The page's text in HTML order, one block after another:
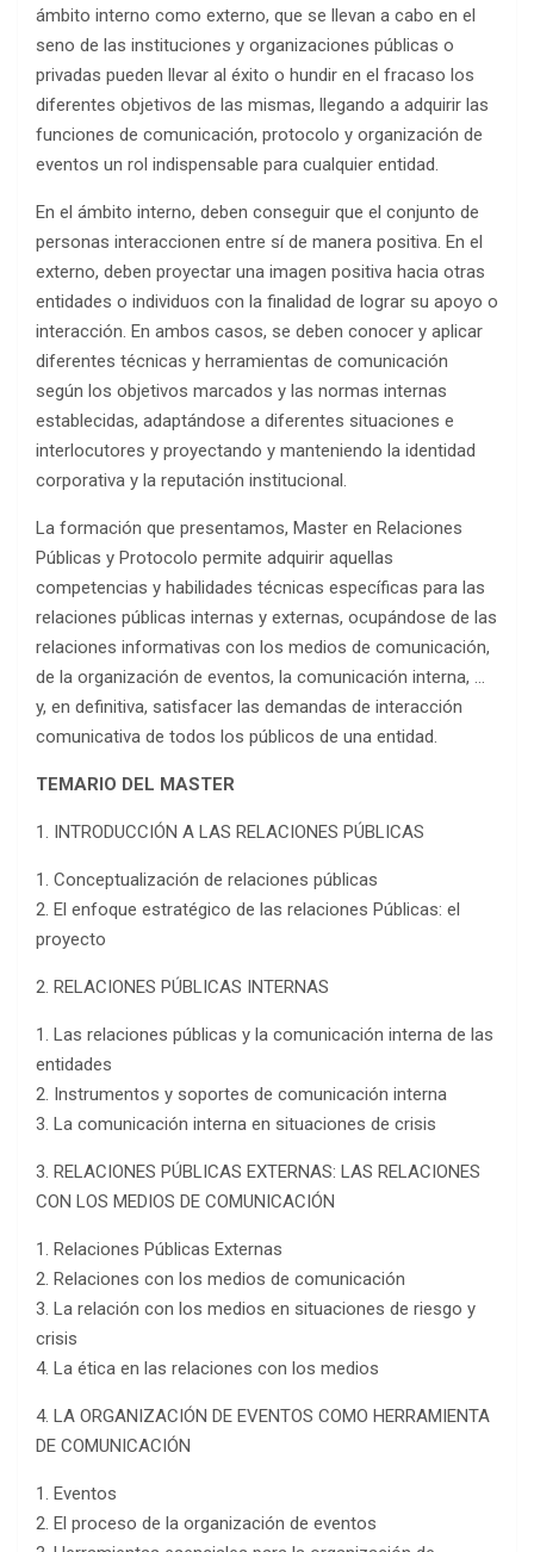
ámbito interno como externo, que se llevan a cabo en el
seno de las instituciones y organizaciones públicas o
privadas pueden llevar al éxito o hundir en el fracaso los
diferentes objetivos de las mismas, llegando a adquirir las
funciones de comunicación, protocolo y organización de
eventos un rol indispensable para cualquier entidad.
En el ámbito interno, deben conseguir que el conjunto de
personas interaccionen entre sí de manera positiva. En el
externo, deben proyectar una imagen positiva hacia otras
entidades o individuos con la finalidad de lograr su apoyo o
interacción. En ambos casos, se deben conocer y aplicar
diferentes técnicas y herramientas de comunicación
según los objetivos marcados y las normas internas
establecidas, adaptándose a diferentes situaciones e
interlocutores y proyectando y manteniendo la identidad
corporativa y la reputación institucional.
La formación que presentamos, Master en Relaciones
Públicas y Protocolo permite adquirir aquellas
competencias y habilidades técnicas específicas para las
relaciones públicas internas y externas, ocupándose de las
relaciones informativas con los medios de comunicación,
de la organización de eventos, la comunicación interna, …
y, en definitiva, satisfacer las demandas de interacción
comunicativa de todos los públicos de una entidad.
TEMARIO DEL MASTER
1. INTRODUCCIÓN A LAS RELACIONES PÚBLICAS
1. Conceptualización de relaciones públicas
2. El enfoque estratégico de las relaciones Públicas: el
proyecto
2. RELACIONES PÚBLICAS INTERNAS
1. Las relaciones públicas y la comunicación interna de las
entidades
2. Instrumentos y soportes de comunicación interna
3. La comunicación interna en situaciones de crisis
3. RELACIONES PÚBLICAS EXTERNAS: LAS RELACIONES
CON LOS MEDIOS DE COMUNICACIÓN
1. Relaciones Públicas Externas
2. Relaciones con los medios de comunicación
3. La relación con los medios en situaciones de riesgo y
crisis
4. La ética en las relaciones con los medios
4. LA ORGANIZACIÓN DE EVENTOS COMO HERRAMIENTA
DE COMUNICACIÓN
1. Eventos
2. El proceso de la organización de eventos